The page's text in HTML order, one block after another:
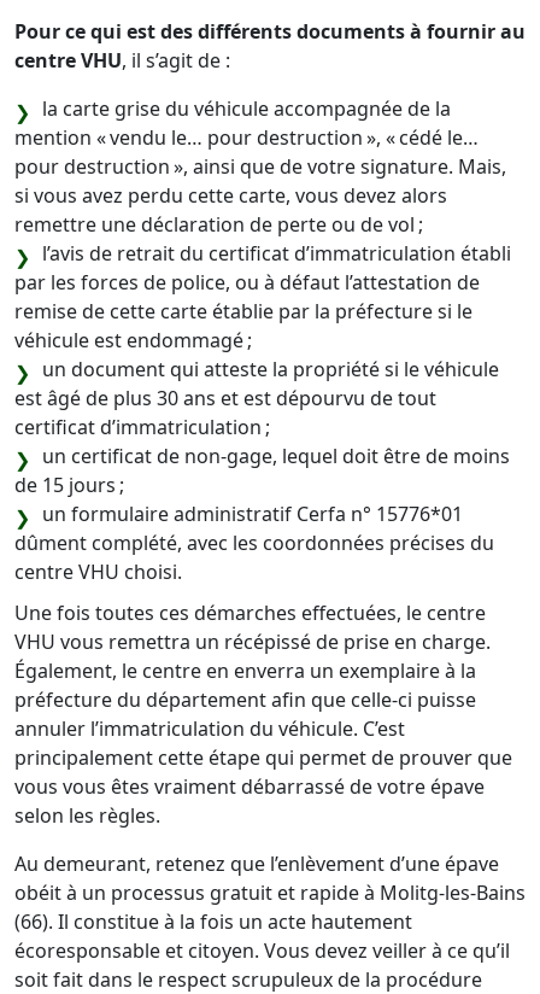
Pour ce qui est des différents documents à fournir au
centre VHU, il s’agit de :
la carte grise du véhicule accompagnée de la
mention « vendu le… pour destruction », « cédé le…
pour destruction », ainsi que de votre signature. Mais,
si vous avez perdu cette carte, vous devez alors
remettre une déclaration de perte ou de vol ;
l’avis de retrait du certificat d’immatriculation établi
par les forces de police, ou à défaut l’attestation de
remise de cette carte établie par la préfecture si le
véhicule est endommagé ;
un document qui atteste la propriété si le véhicule
est âgé de plus 30 ans et est dépourvu de tout
certificat d’immatriculation ;
un certificat de non-gage, lequel doit être de moins
de 15 jours ;
un formulaire administratif Cerfa n° 15776*01
dûment complété, avec les coordonnées précises du
centre VHU choisi.
Une fois toutes ces démarches effectuées, le centre
VHU vous remettra un récépissé de prise en charge.
Également, le centre en enverra un exemplaire à la
préfecture du département afin que celle-ci puisse
annuler l’immatriculation du véhicule. C’est
principalement cette étape qui permet de prouver que
vous vous êtes vraiment débarrassé de votre épave
selon les règles.
Au demeurant, retenez que l’enlèvement d’une épave
obéit à un processus gratuit et rapide à Molitg-les-Bains
(66). Il constitue à la fois un acte hautement
écoresponsable et citoyen. Vous devez veiller à ce qu’il
soit fait dans le respect scrupuleux de la procédure